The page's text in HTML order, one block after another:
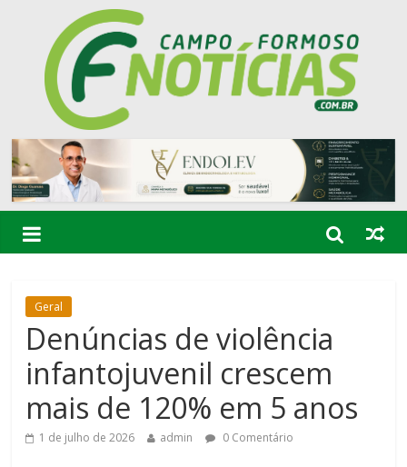
Geral
Denúncias de violência
infantojuvenil crescem
mais de 120% em 5 anos
1 de julho de 2026 admin 0 Comentário